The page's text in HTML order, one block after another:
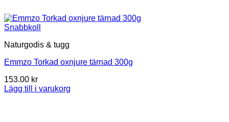
Snabbkoll
Naturgodis & tugg
Emmzo Torkad oxnjure tärnad 300g
153.00 kr
Lägg till i varukorg